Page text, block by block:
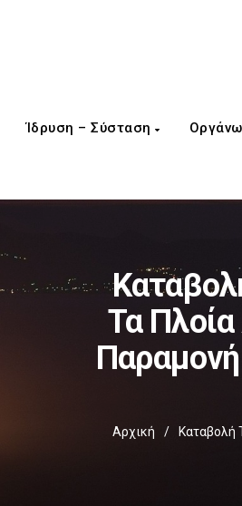
Ίδρυση – Σύσταση
Τα
Αρχική /
Καταβολή